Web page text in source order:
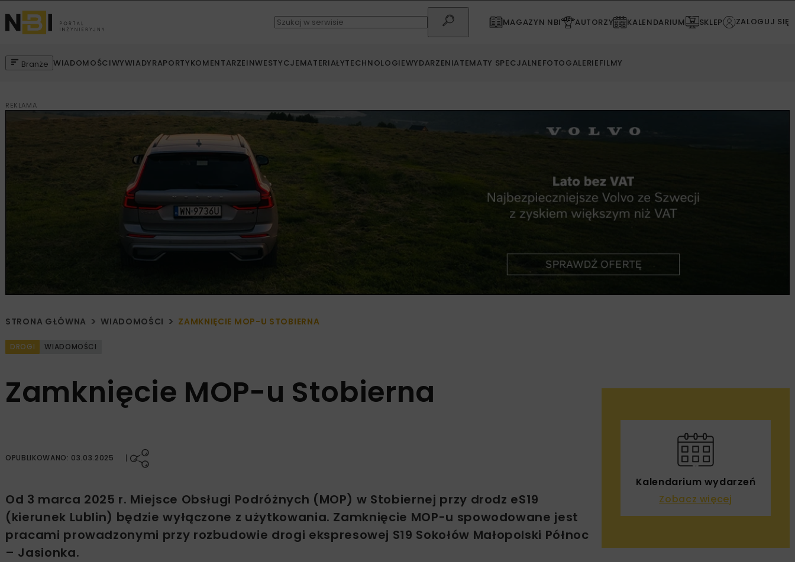
MAGAZYN NBI AUTORZY KALENDARIUM SKLEP ZALOGUJ SIĘ
Branże WIADOMOŚCIWYWIADYRAPORTYKOMENTARZEINWESTYCJEMATERIAŁYTECHNOLOGIEWYDARZENIATEMATY SPECJALNEFOTOGALERIEFILMY
REKLAMA
STRONA GŁÓWNA WIADOMOŚCI ZAMKNIĘCIE MOP-U STOBIERNA
DROGI WIADOMOŚCI
Zamknięcie MOP-u Stobierna
OPUBLIKOWANO: 03.03.2025
Od 3 marca 2025 r. Miejsce Obsługi Podróżnych (MOP) w Stobiernej przy drodz eS19
(kierunek Lublin) będzie wyłączone z użytkowania. Zamknięcie MOP-u spowodowane jest
pracami prowadzonymi przy rozbudowie drogi ekspresowej S19 Sokołów Małopolski Północ
– Jasionka.
Kalendarium wydarzeń
Zobacz więcej